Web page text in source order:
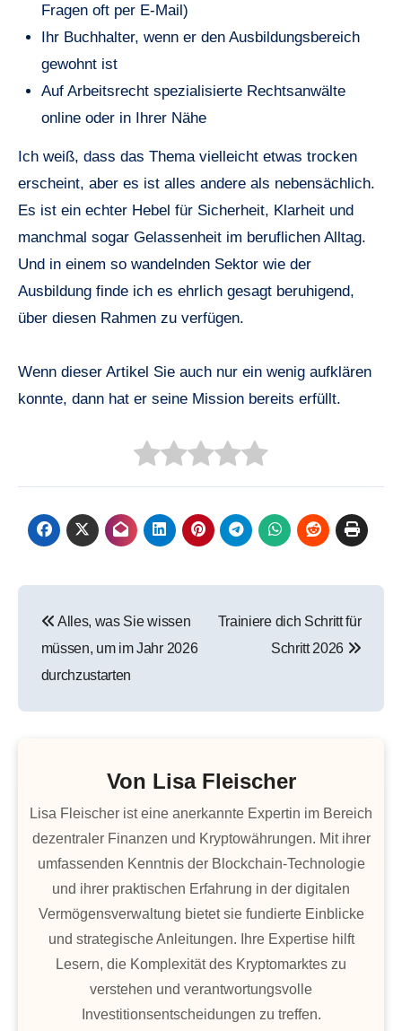
Fragen oft per E-Mail)
Ihr Buchhalter, wenn er den Ausbildungsbereich
gewohnt ist
Auf Arbeitsrecht spezialisierte Rechtsanwälte
online oder in Ihrer Nähe
Ich weiß, dass das Thema vielleicht etwas trocken
erscheint, aber es ist alles andere als nebensächlich.
Es ist ein echter Hebel für Sicherheit, Klarheit und
manchmal sogar Gelassenheit im beruflichen Alltag.
Und in einem so wandelnden Sektor wie der
Ausbildung finde ich es ehrlich gesagt beruhigend,
über diesen Rahmen zu verfügen.
Wenn dieser Artikel Sie auch nur ein wenig aufklären
konnte, dann hat er seine Mission bereits erfüllt.
Alles, was Sie wissen
müssen, um im Jahr 2026
durchzustarten
Trainiere dich Schritt für
Schritt 2026
Von Lisa Fleischer
Lisa Fleischer ist eine anerkannte Expertin im Bereich
dezentraler Finanzen und Kryptowährungen. Mit ihrer
umfassenden Kenntnis der Blockchain-Technologie
und ihrer praktischen Erfahrung in der digitalen
Vermögensverwaltung bietet sie fundierte Einblicke
und strategische Anleitungen. Ihre Expertise hilft
Lesern, die Komplexität des Kryptomarktes zu
verstehen und verantwortungsvolle
Investitionsentscheidungen zu treffen.